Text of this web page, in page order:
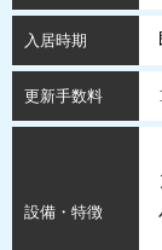
入居時期
更新手数料
設備・特徴